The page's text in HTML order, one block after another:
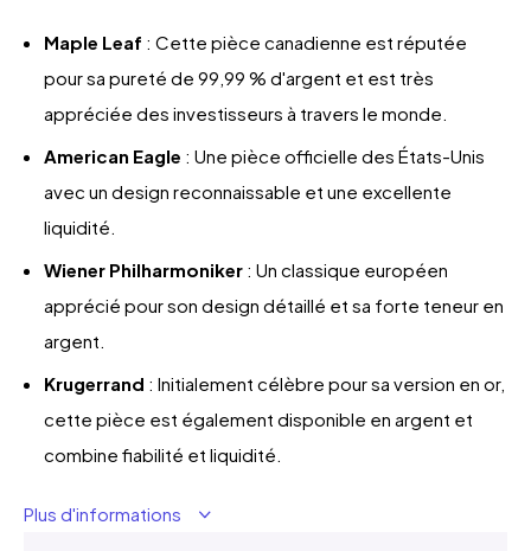
Maple Leaf : Cette pièce canadienne est réputée
pour sa pureté de 99,99 % d'argent et est très
appréciée des investisseurs à travers le monde.
American Eagle : Une pièce officielle des États-Unis
avec un design reconnaissable et une excellente
liquidité.
Wiener Philharmoniker : Un classique européen
apprécié pour son design détaillé et sa forte teneur en
argent.
Krugerrand : Initialement célèbre pour sa version en or,
cette pièce est également disponible en argent et
combine fiabilité et liquidité.
Plus d'informations